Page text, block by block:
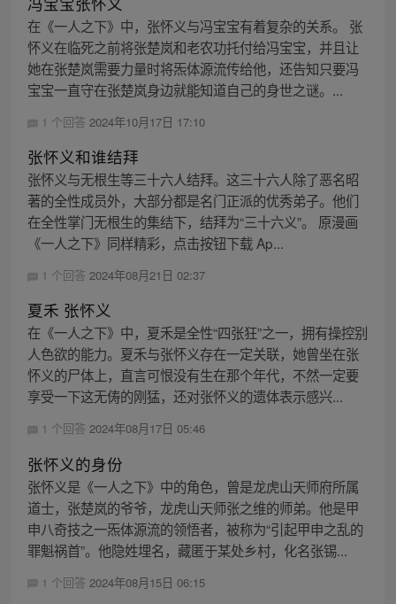
在《一人之下》中，张怀义与冯宝宝有着复杂的关系。 张
怀义在临死之前将张楚岚和老农功托付给冯宝宝，并且让
她在张楚岚需要力量时将炁体源流传给他，还告知只要冯
宝宝一直守在张楚岚身边就能知道自己的身世之谜。...
1 个回答 2024年10月17日 17:10
张怀义和谁结拜
张怀义与无根生等三十六人结拜。这三十六人除了恶名昭
著的全性成员外，大部分都是名门正派的优秀弟子。他们
在全性掌门无根生的集结下，结拜为“三十六义”。 原漫画
《一人之下》同样精彩，点击按钮下载 Ap...
1 个回答 2024年08月21日 02:37
夏禾 张怀义
在《一人之下》中，夏禾是全性“四张狂”之一，拥有操控别
人色欲的能力。夏禾与张怀义存在一定关联，她曾坐在张
怀义的尸体上，直言可恨没有生在那个年代，不然一定要
享受一下这无俦的刚猛，还对张怀义的遗体表示感兴...
1 个回答 2024年08月17日 05:46
张怀义的身份
张怀义是《一人之下》中的角色，曾是龙虎山天师府所属
道士，张楚岚的爷爷，龙虎山天师张之维的师弟。他是甲
申八奇技之一炁体源流的领悟者，被称为“引起甲申之乱的
罪魁祸首”。他隐姓埋名，藏匿于某处乡村，化名张锡...
1 个回答 2024年08月15日 06:15